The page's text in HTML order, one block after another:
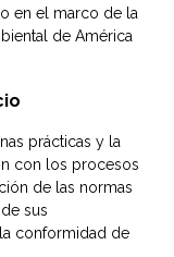
en el marco de la
de América
prácticas y la
con los procesos
de las normas
sus
conformidad de